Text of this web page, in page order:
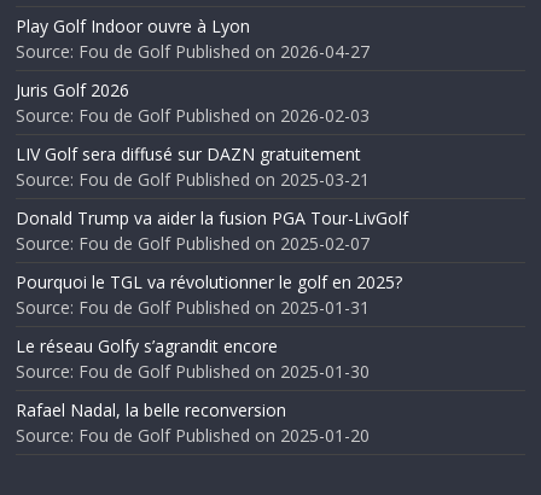
Play Golf Indoor ouvre à Lyon
Source: Fou de Golf Published on 2026-04-27
Juris Golf 2026
Source: Fou de Golf Published on 2026-02-03
LIV Golf sera diffusé sur DAZN gratuitement
Source: Fou de Golf Published on 2025-03-21
Donald Trump va aider la fusion PGA Tour-LivGolf
Source: Fou de Golf Published on 2025-02-07
Pourquoi le TGL va révolutionner le golf en 2025?
Source: Fou de Golf Published on 2025-01-31
Le réseau Golfy s’agrandit encore
Source: Fou de Golf Published on 2025-01-30
Rafael Nadal, la belle reconversion
Source: Fou de Golf Published on 2025-01-20